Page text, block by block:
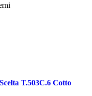
T.503C.6 Cotto